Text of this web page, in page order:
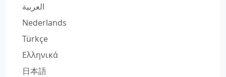
العربية
Nederlands
Türkçe
Ελληνικά
日本語